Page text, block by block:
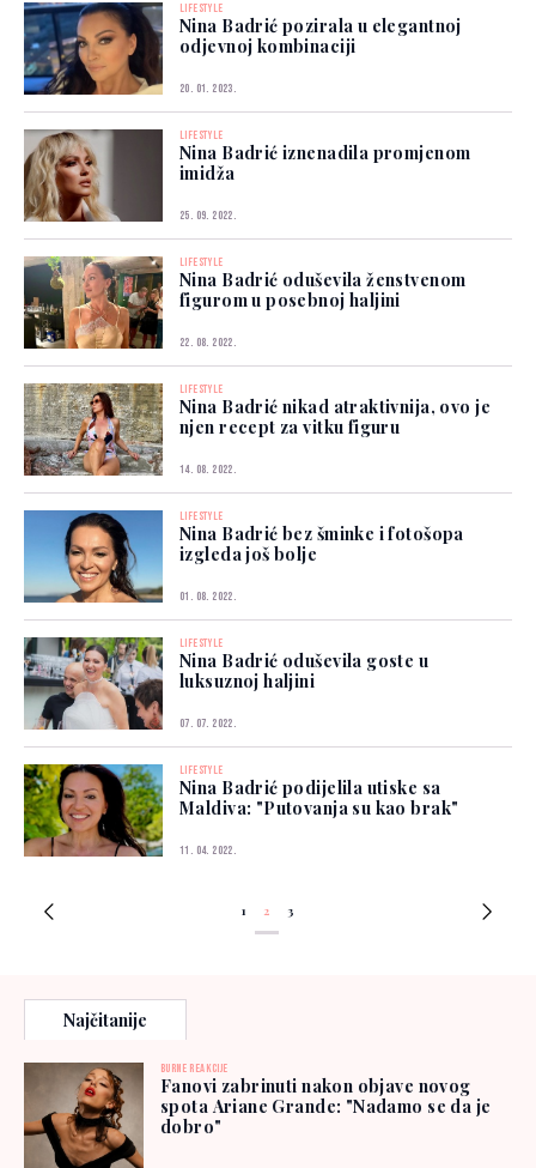
LIFESTYLE
Nina Badrić pozirala u elegantnoj
odjevnoj kombinaciji
20. 01. 2023.
LIFESTYLE
Nina Badrić iznenadila promjenom
imidža
25. 09. 2022.
LIFESTYLE
Nina Badrić oduševila ženstvenom
figurom u posebnoj haljini
22. 08. 2022.
LIFESTYLE
Nina Badrić nikad atraktivnija, ovo je
njen recept za vitku figuru
14. 08. 2022.
LIFESTYLE
Nina Badrić bez šminke i fotošopa
izgleda još bolje
01. 08. 2022.
LIFESTYLE
Nina Badrić oduševila goste u
luksuznoj haljini
07. 07. 2022.
LIFESTYLE
Nina Badrić podijelila utiske sa
Maldiva: "Putovanja su kao brak"
11. 04. 2022.
1 2 3
Najčitanije
BURNE REAKCIJE
Fanovi zabrinuti nakon objave novog
spota Ariane Grande: "Nadamo se da je
dobro"